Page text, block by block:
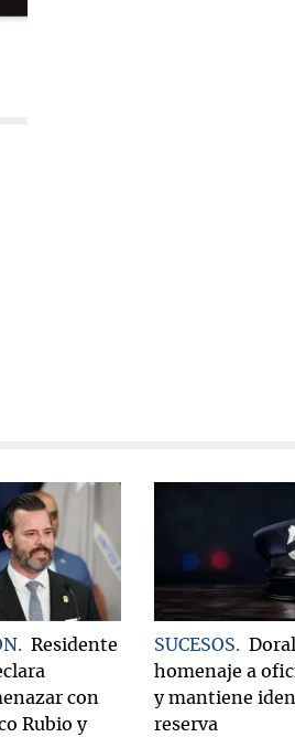
Residente
con
Rubio y
SUCESOS
homenaje a
y mantiene
reserva